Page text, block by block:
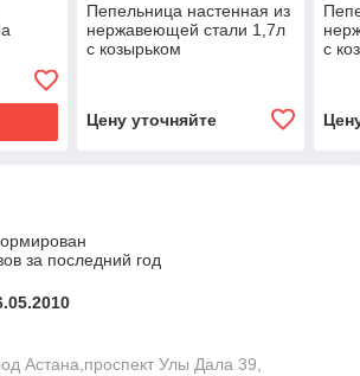
Пепельница настенная из
нержавеющей стали 1,7л
с козырьком
Цену уточняйте
с
за последний год
Астана,проспект Улы Дала 39,